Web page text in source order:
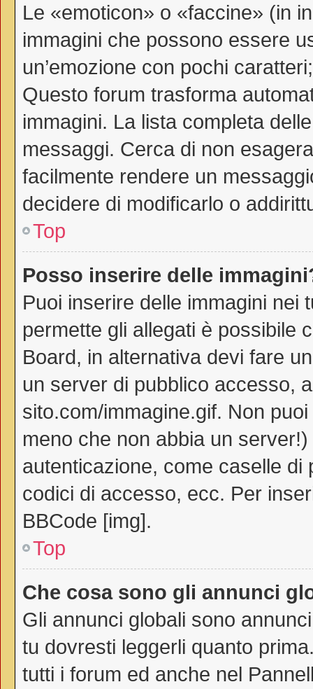
Le «emoticon» o «faccine» (in
immagini che possono essere
un’emozione con pochi
Questo forum trasforma
immagini. La lista completa
messaggi. Cerca di non
facilmente rendere un
decidere di modificarlo o
Top
Posso inserire delle
Puoi inserire delle immagini nei
permette gli allegati è possibile
Board, in alternativa devi fare
un server di pubblico accesso,
sito.com/immagine.gif. Non
meno che non abbia un
autenticazione, come caselle
codici di accesso, ecc. Per
BBCode [img].
Top
Che cosa sono gli annunci
Gli annunci globali sono
tu dovresti leggerli quanto
tutti i forum ed anche nel